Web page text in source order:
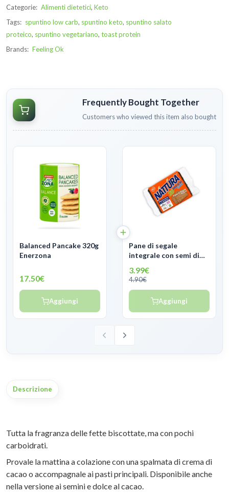
Categorie: Alimenti dietetici, Keto
Tags: spuntino low carb, spuntino keto, spuntino salato
proteico, spuntino vegetariano, toast protein
Brands: Feeling Ok
Frequently Bought Together
Customers who viewed this item also bought
Balanced Pancake 320g
Enerzona
17.50€
Aggiungi
Pane di segale
integrale con semi di
3.99€
4.90€
Aggiungi
Descrizione
Tutta la fragranza delle fette biscottate, ma con pochi
carboidrati.
Provale la mattina a colazione con una spalmata di crema di
cacao o accompagnale ai pasti principali. Disponibile anche
nella versione ai semini e dolce al cacao.